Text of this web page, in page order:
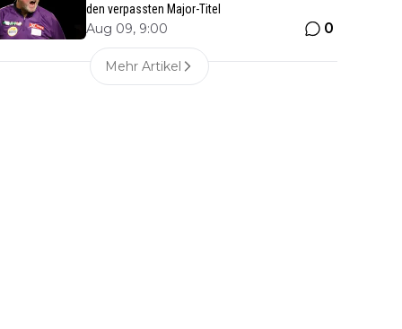
den verpassten Major-Titel
Aug 09, 9:00 0
Mehr Artikel